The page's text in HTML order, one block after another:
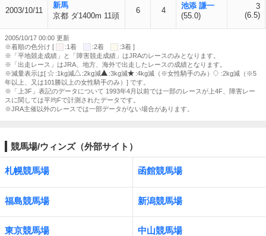
2003/10/11
新馬
京都 ダ1400m 11頭
6 4
池添 謙一
(55.0)
3
(6.5)
2005/10/17 00:00 更新
※着順の色分け [
:1着 :2着
:3着 ]
※「平地競走成績」と「障害競走成績」はJRAのレースのみとなります。
※「出走レース」はJRA、地方、海外で出走したレースの成績となります。
※減量表示は[
:1kg減 :2kg減 :3kg減 :4kg減（※女性騎手のみ）
:2kg減（※5
年以上、又は101勝以上の女性騎手のみ）] です。
※「上3F」表記のデータについて 1993年4月以前では一部のレースが上4F、障害レー
スに関しては平均Fで計測されたデータです。
※JRA主催以外のレースでは一部データがない場合があります。
競馬場/ウィンズ（外部サイト）
札幌競馬場 函館競馬場
福島競馬場 新潟競馬場
東京競馬場 中山競馬場